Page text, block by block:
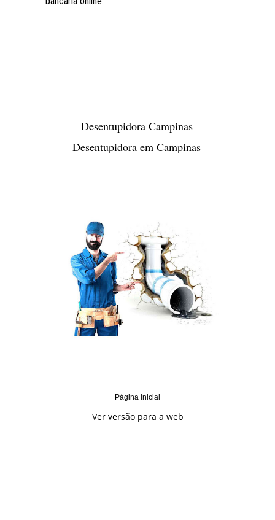
Desentupidora Campinas
Desentupidora em Campinas
Página inicial
Ver versão para a web